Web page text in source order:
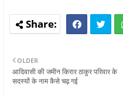
OLDER
आदिवासी की जमीन किरार ठाकुर परिवार के
सदस्यों के नाम कैसे चढ़ गई